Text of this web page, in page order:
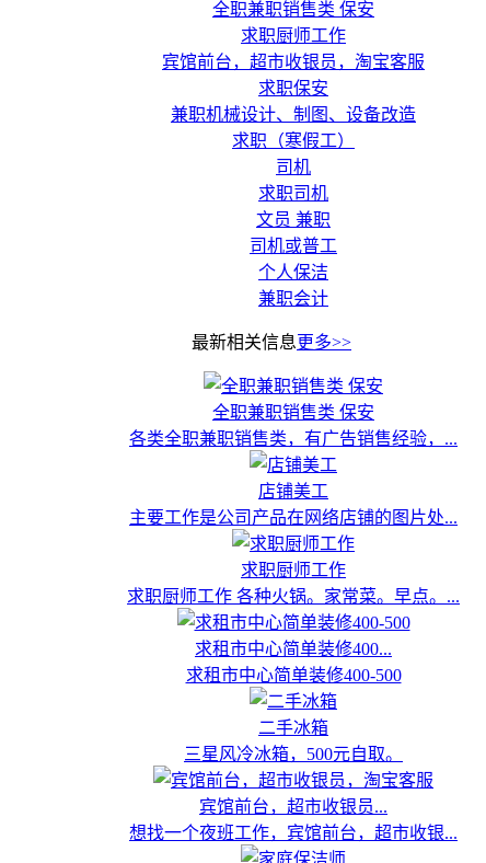
全职兼职销售类 保安
求职厨师工作
宾馆前台，超市收银员，淘宝客服
求职保安
兼职机械设计、制图、设备改造
求职（寒假工）
司机
求职司机
文员 兼职
司机或普工
个人保洁
兼职会计
最新相关信息更多>>
全职兼职销售类 保安
各类全职兼职销售类，有广告销售经验，...
店铺美工
主要工作是公司产品在网络店铺的图片处...
求职厨师工作
求职厨师工作 各种火锅。家常菜。早点。...
求租市中心简单装修400...
求租市中心简单装修400-500
二手冰箱
三星风冷冰箱，500元自取。
宾馆前台，超市收银员...
想找一个夜班工作，宾馆前台，超市收银...